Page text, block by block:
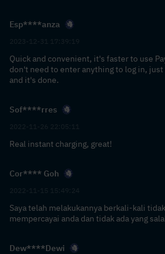
Esp****anza
Quick and convenient, it's faster to use
don't need to enter anything to log in,
and it's done.
Sof****rres
Real instant charging, great!
Cor**** Goh
Saya telah melakukannya berkali-kali
mempercayai anda dan tidak ada yang
Dew****Dewi